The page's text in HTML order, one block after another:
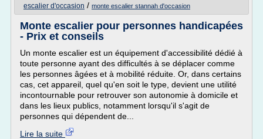
escalier d'occasion / monte escalier stannah d'occasion
Monte escalier pour personnes handicapées
- Prix et conseils
Un monte escalier est un équipement d'accessibilité dédié à
toute personne ayant des difficultés à se déplacer comme
les personnes âgées et à mobilité réduite. Or, dans certains
cas, cet appareil, quel qu'en soit le type, devient une utilité
incontournable pour retrouver son autonomie à domicile et
dans les lieux publics, notamment lorsqu'il s'agit de
personnes qui dépendent de...
Lire la suite